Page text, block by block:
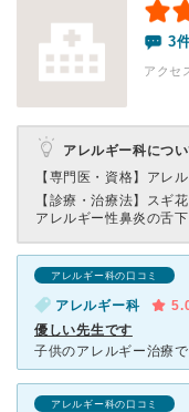
3
アクセ
アレルギー科につい
【専門医・資格】 アレ
【診療・治療法】 スギ
アレルギー性鼻炎の舌
アレルギー科の口コミ
アレルギー科
優しい先生です
アレルギー科の口コミ